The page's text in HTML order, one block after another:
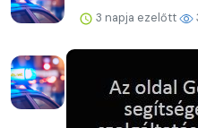
3 napja ezelőtt
Vigyázat! Újra
3 napja ezelőtt